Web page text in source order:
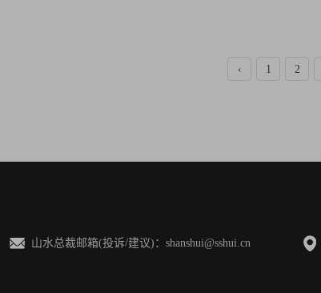
‹ 1 2
山水总裁邮箱(投诉/建议)：shanshui@sshui.cn